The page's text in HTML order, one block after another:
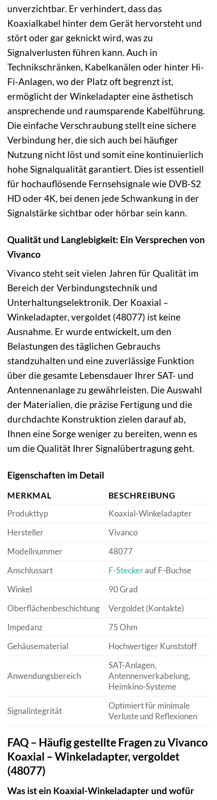
unverzichtbar. Er verhindert, dass das
Koaxialkabel hinter dem Gerät hervorsteht und
stört oder gar geknickt wird, was zu
Signalverlusten führen kann. Auch in
Technikschränken, Kabelkanälen oder hinter Hi-
Fi-Anlagen, wo der Platz oft begrenzt ist,
ermöglicht der Winkeladapter eine ästhetisch
ansprechende und raumsparende Kabelführung.
Die einfache Verschraubung stellt eine sichere
Verbindung her, die sich auch bei häufiger
Nutzung nicht löst und somit eine kontinuierlich
hohe Signalqualität garantiert. Dies ist essentiell
für hochauflösende Fernsehsignale wie DVB-S2
HD oder 4K, bei denen jede Schwankung in der
Signalstärke sichtbar oder hörbar sein kann.
Qualität und Langlebigkeit: Ein Versprechen von
Vivanco
Vivanco steht seit vielen Jahren für Qualität im
Bereich der Verbindungstechnik und
Unterhaltungselektronik. Der Koaxial –
Winkeladapter, vergoldet (48077) ist keine
Ausnahme. Er wurde entwickelt, um den
Belastungen des täglichen Gebrauchs
standzuhalten und eine zuverlässige Funktion
über die gesamte Lebensdauer Ihrer SAT- und
Antennenanlage zu gewährleisten. Die Auswahl
der Materialien, die präzise Fertigung und die
durchdachte Konstruktion zielen darauf ab,
Ihnen eine Sorge weniger zu bereiten, wenn es
um die Qualität Ihrer Signalübertragung geht.
Eigenschaften im Detail
MERKMAL
BESCHREIBUNG
Produkttyp
Koaxial-Winkeladapter
Hersteller
Vivanco
Modellnummer
48077
Anschlussart
F-Steckerauf F-Buchse
Winkel
90 Grad
Oberflächenbeschichtung
Vergoldet (Kontakte)
Impedanz
75 Ohm
Gehäusematerial
Hochwertiger Kunststoff
Anwendungsbereich
SAT-Anlagen,
Antennenverkabelung,
Heimkino-Systeme
Signalintegrität
Optimiert für minimale
Verluste und Reflexionen
FAQ – Häufig gestellte Fragen zu Vivanco
Koaxial – Winkeladapter, vergoldet
(48077)
Was ist ein Koaxial-Winkeladapter und wofür